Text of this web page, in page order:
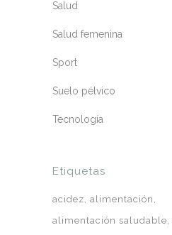
Salud
Salud femenina
Sport
Suelo pélvico
Tecnología
Etiquetas
acidez alimentación
alimentación saludable